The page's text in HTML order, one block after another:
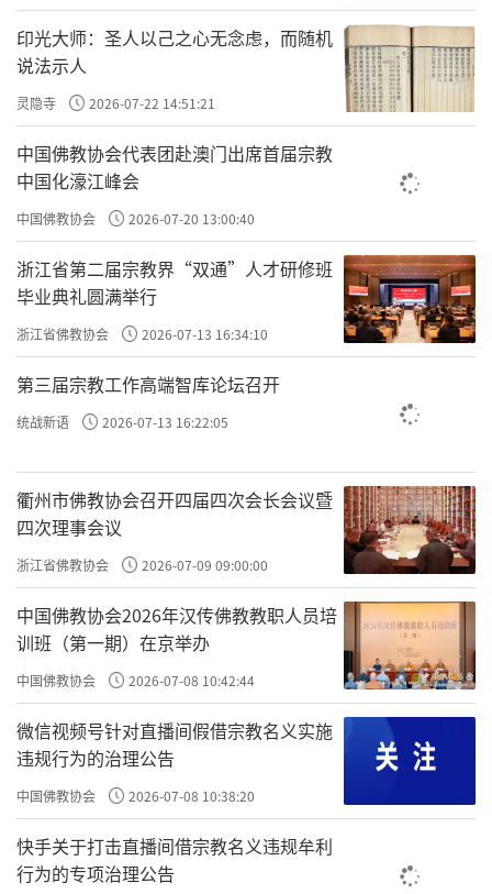
友，便不会丧失美好的名声与荣誉，因为诤友会直言相
劝。袁了凡所言李霁岩是诤友，时面攻其非，实则李霁
岩并非直谅益友
。现代社会亦认
为，能随时随地指出自己错误的人才是真正的朋友，实
则不然。
诤友会不分场合、方式、地点地指责你的错误，这
种做法并不恰当。古圣先贤并未倡导如此，孔子提倡的
是做直友，而非诤友 。直友与诤友的区别在于：直友注
重沟通与交流，而
则倾向于发泄与宣泄。直友在沟
通时心平气和，不带贪嗔痴慢疑等情绪；而诤友则可能
带有情绪，甚至出于求名等动机。因此，
，以实现
往期回顾
许方勇解读《了凡四训》（一）
许方勇解读《了凡四训》（三）
许方勇解读《了凡四训》（四）
许方勇解读《了凡四训》（五）
许方勇解读《了凡四训》（六）
印光大师：圣人以己之心无念虑，而随机
说法示人
灵隐寺 2026-07-22 14:51:21
中国佛教协会代表团赴澳门出席首届宗教
中国化濠江峰会
中国佛教协会 2026-07-20 13:00:40
浙江省第二届宗教界“双通”人才研修班
毕业典礼圆满举行
浙江省佛教协会 2026-07-13 16:34:10
第三届宗教工作高端智库论坛召开
统战新语 2026-07-13 16:22:05
衢州市佛教协会召开四届四次会长会议暨
四次理事会议
浙江省佛教协会 2026-07-09 09:00:00
中国佛教协会2026年汉传佛教教职人员培
训班（第一期）在京举办
中国佛教协会 2026-07-08 10:42:44
微信视频号针对直播间假借宗教名义实施
违规行为的治理公告
中国佛教协会 2026-07-08 10:38:20
快手关于打击直播间借宗教名义违规牟利
行为的专项治理公告